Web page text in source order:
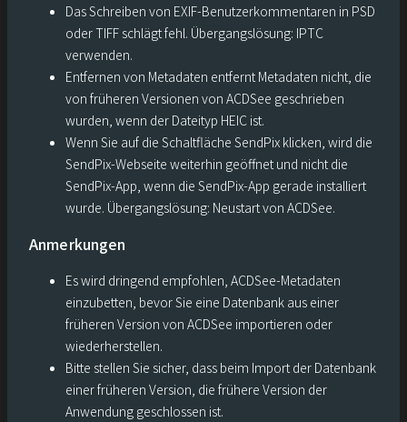
Das Schreiben von EXIF-Benutzerkommentaren in PSD
oder TIFF schlägt fehl. Übergangslösung: IPTC
verwenden.
Entfernen von Metadaten entfernt Metadaten nicht, die
von früheren Versionen von ACDSee geschrieben
wurden, wenn der Dateityp HEIC ist.
Wenn Sie auf die Schaltfläche SendPix klicken, wird die
SendPix-Webseite weiterhin geöffnet und nicht die
SendPix-App, wenn die SendPix-App gerade installiert
wurde. Übergangslösung: Neustart von ACDSee.
Anmerkungen
Es wird dringend empfohlen, ACDSee-Metadaten
einzubetten, bevor Sie eine Datenbank aus einer
früheren Version von ACDSee importieren oder
wiederherstellen.
Bitte stellen Sie sicher, dass beim Import der Datenbank
einer früheren Version, die frühere Version der
Anwendung geschlossen ist.